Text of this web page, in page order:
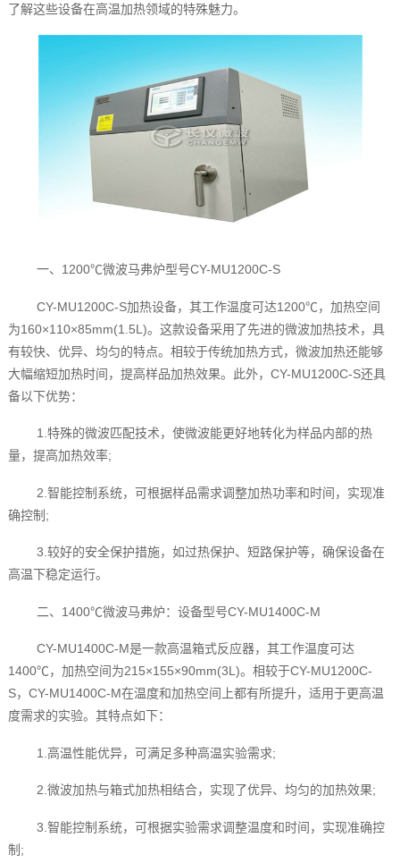
了解这些设备在高温加热领域的特殊魅力。
一、1200℃微波马弗炉型号CY-MU1200C-S
CY-MU1200C-S加热设备，其工作温度可达1200℃，加热空间
为160×110×85mm(1.5L)。这款设备采用了先进的微波加热技术，具
有较快、优异、均匀的特点。相较于传统加热方式，微波加热还能够
大幅缩短加热时间，提高样品加热效果。此外，CY-MU1200C-S还具
备以下优势：
1.特殊的微波匹配技术，使微波能更好地转化为样品内部的热
量，提高加热效率;
2.智能控制系统，可根据样品需求调整加热功率和时间，实现准
确控制;
3.较好的安全保护措施，如过热保护、短路保护等，确保设备在
高温下稳定运行。
二、1400℃微波马弗炉：设备型号CY-MU1400C-M
CY-MU1400C-M是一款高温箱式反应器，其工作温度可达
1400℃，加热空间为215×155×90mm(3L)。相较于CY-MU1200C-
S，CY-MU1400C-M在温度和加热空间上都有所提升，适用于更高温
度需求的实验。其特点如下：
1.高温性能优异，可满足多种高温实验需求;
2.微波加热与箱式加热相结合，实现了优异、均匀的加热效果;
3.智能控制系统，可根据实验需求调整温度和时间，实现准确控
制;